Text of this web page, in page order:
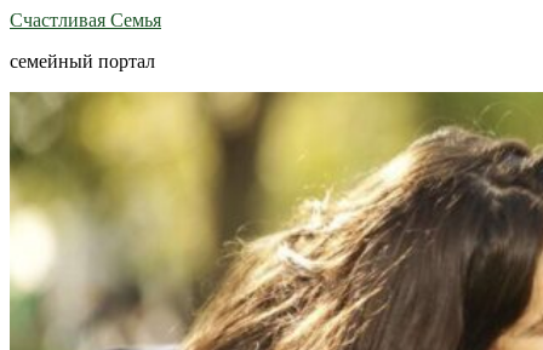
Счастливая Семья
семейный портал